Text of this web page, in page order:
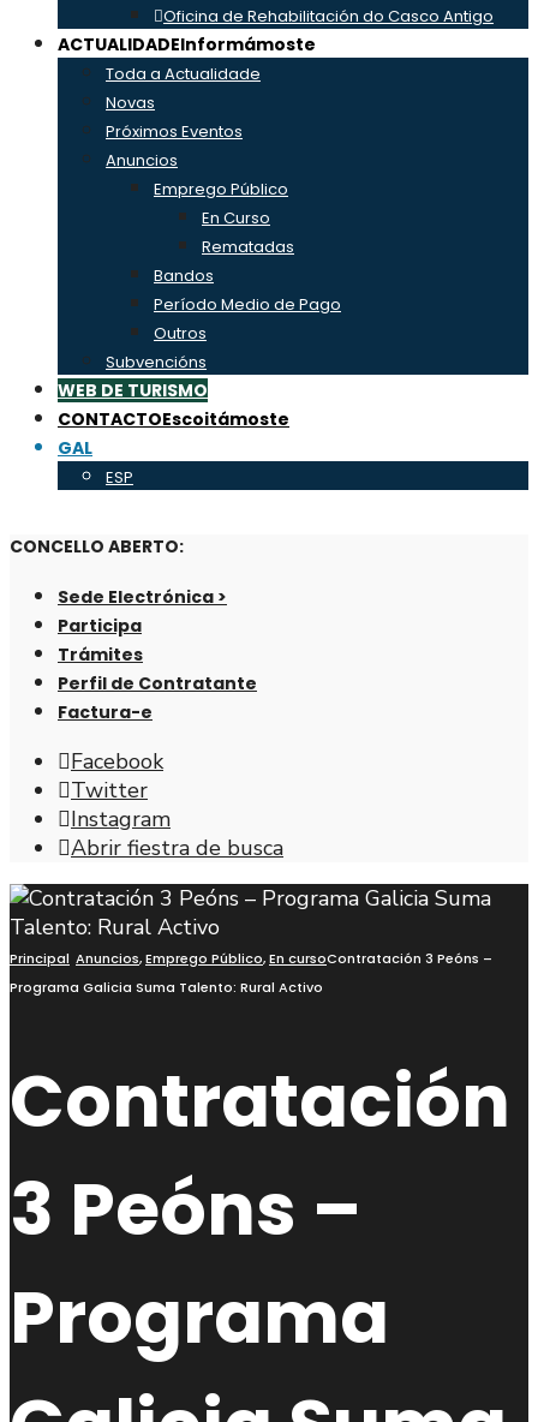
Oficina de Rehabilitación do Casco Antigo
ACTUALIDADEInformámoste
Toda a Actualidade
Novas
Próximos Eventos
Anuncios
Emprego Público
En Curso
Rematadas
Bandos
Período Medio de Pago
Outros
Subvencións
WEB DE TURISMO
CONTACTOEscoitámoste
GAL
ESP
CONCELLO ABERTO:
Sede Electrónica >
Participa
Trámites
Perfil de Contratante
Factura-e
Facebook
Twitter
Instagram
Abrir fiestra de busca
Principal Anuncios,Emprego Público,En cursoContratación 3 Peóns –
Programa Galicia Suma Talento: Rural Activo
Contratación
3 Peóns –
Programa